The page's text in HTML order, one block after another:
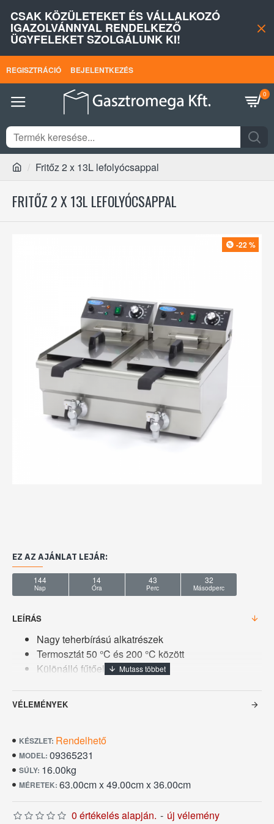
CSAK KÖZÜLETEKET ÉS VÁLLALKOZÓ
IGAZOLVÁNNYAL RENDELKEZŐ
ÜGYFELEKET SZOLGÁLUNK KI!
REGISZTRÁCIÓ BEJELENTKEZÉS
0
Fritőz 2 x 13L lefolyócsappal
FRITŐZ 2 X 13L LEFOLYÓCSAPPAL
-22 %
LEÍRÁS
Nagy teherbírású alkatrészek
Termosztát 50 °C és 200 °C között
Különálló fűtőelemek
Hőálló fogantyú
Nagyon tartós konstrukció
Higiénikus kialakítás
Nettó súly: 16,5 kg
Kosár méretei: Szélesség 20 x mélység 21 x
magasság 11cm
A gép méretei: 1,5 cm: Szélesség 63 x mélység 49
VÉLEMÉNYEK
KÉSZLET: Rendelhető
MODEL: 09365231
SÚLY: 16.00kg
MÉRETEK: 63.00cm x 49.00cm x 36.00cm
0 értékelés alapján. - új vélemény
EZ AZ AJÁNLAT LEJÁR:
144
Nap
14
Óra
43
Perc
31
Másodperc